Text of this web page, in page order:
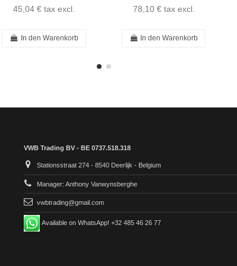
45,04 € tax excl.
In den Warenkorb
78,10 € tax excl.
In den Warenkorb
VWB Trading BV - BE 0737.518.318
Stationsstraat 274 - 8540 Deerlijk - Belgium
Manager: Anthony Vanwynsberghe
vwbtrading@gmail.com
Available on WhatsApp! +32 485 46 26 77